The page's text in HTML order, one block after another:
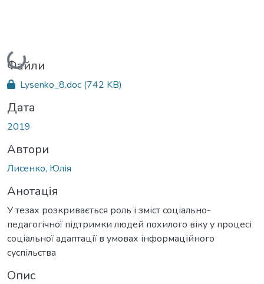
Вантажиться...
Файли
Lysenko_8.doc (742 KB)
Дата
2019
Автори
Лисенко, Юлія
Анотація
У тезах розкривається роль і зміст соціально-
педагогічної підтримки людей похилого віку у процесі
соціальної адаптації в умовах інформаційного
суспільства
Опис